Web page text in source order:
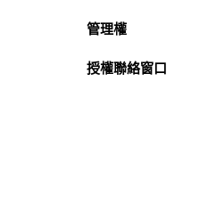
管理權
授權聯絡窗口